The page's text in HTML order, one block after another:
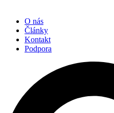
O nás
Články
Kontakt
Podpora